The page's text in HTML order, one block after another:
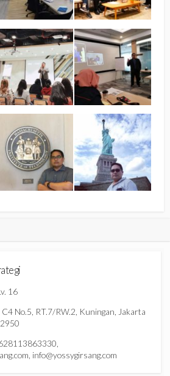
16
C4 No.5, RT.7/RW.2, Kuningan, Jakarta
info@yossygirsang.com